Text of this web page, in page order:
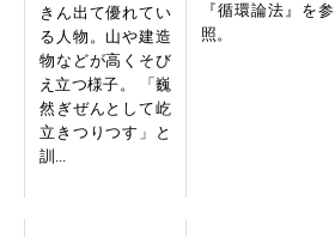
きん出て優れてい
る人物。山や建造
物などが高くそび
え立つ様子。 「巍
然ぎぜんとして屹
立きつりつす」と
訓...
『循環論法』を参
照。